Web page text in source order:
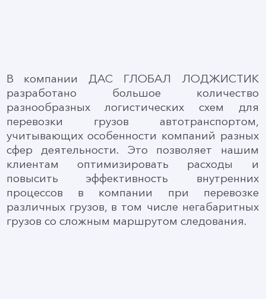
В компании ДАС ГЛОБАЛ ЛОДЖИСТИК
разработано большое количество
разнообразных логистических схем для
перевозки грузов автотранспортом,
учитывающих особенности компаний разных
сфер деятельности. Это позволяет нашим
клиентам оптимизировать расходы и
повысить эффективность внутренних
процессов в компании при перевозке
различных грузов, в том числе негабаритных
грузов со сложным маршрутом следования.